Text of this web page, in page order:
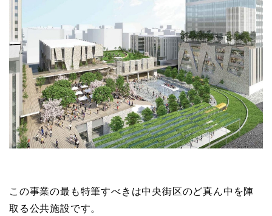
この事業の最も特筆すべきは中央街区のど真ん中を陣
取る公共施設です。